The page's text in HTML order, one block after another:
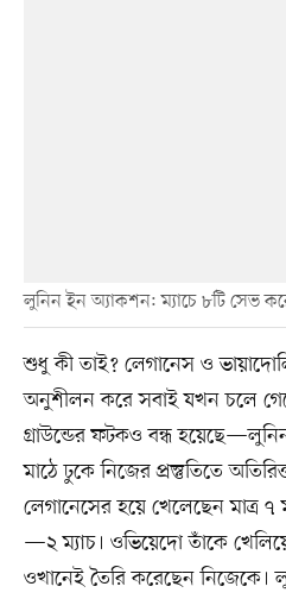
লুনিন ইন অ্যাকশন: ম্যাচে ৮টি সেভ
শুধু কী তাই? লেগানেস ও
অনুশীলন করে সবাই যখন চলে
গ্রাউন্ডের ফটকও বন্ধ
মাঠে ঢুকে নিজের প্রস্তুতিতে
লেগানেসের হয়ে খেলেছেন মাত্র
—২ ম্যাচ। ওভিয়েদো তাঁকে
ওখানেই তৈরি করেছেন নিজেকে।